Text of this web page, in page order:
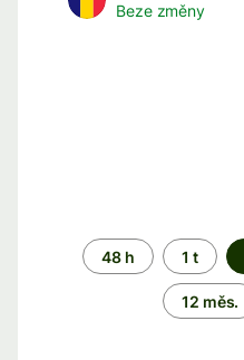
Beze změny
Časové
období
48 h 1 t
12 měs.